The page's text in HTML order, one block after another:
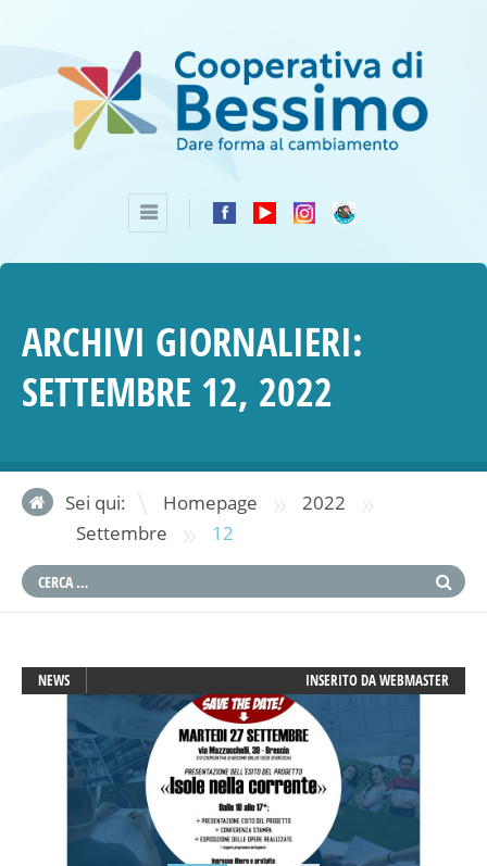
ARCHIVI GIORNALIERI:
SETTEMBRE 12, 2022
Sei qui: Homepage » 2022 »
Settembre » 12
NEWS INSERITO DAWEBMASTER